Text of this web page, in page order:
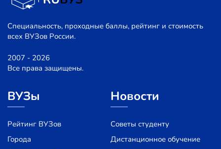
Специальность, проходные баллы, рейтинг и стоимость
всех ВУЗов России.
2007 - 2026
Все права защищены.
ВУЗы
Рейтинг ВУЗов
Города
Новости
Советы студенту
Дистанционное обучение